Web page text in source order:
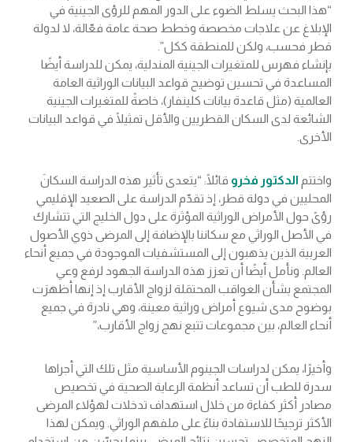
“هذا البحث يسلط الضوء على الدور المهم للرؤى الجينية في
الإبلاغ عن علاجات مخصصة وخطط صحة عامة فعّالة، لا لدولة
قطر فحسب، ولكن للمنطقة ككل”.
بإنشاء فهرس للمتغيرات الجينية المندلية، يمكن للدراسة أيضًا
المساعدة في تحسين توضيح قواعد البيانات الوراثية العامة
العالمية (مثل قاعدة بيانات كلينفار)، خاصةً للمتغيرات الجينية
الشائعة لدى السكان القطريين والأقل تمثيلًا في قواعد البيانات
الأخرى.
واختتم الدكتور فخرو قائلًا: “يتعدى تأثير هذه الدراسة السكانَ
المحليين في دولة قطر، إذ تقدّم الدراسة على الصعيد الإقليمي
رؤىً حول الأمراض الوراثية المؤثرة على دول الخليج التي تتشارك
في الأصل الوراثي مع سكاننا بالإضافة إلى المرضى ذوي الأصول
العربية الذين يذهبون إلى المستشفيات الموجودة في جميع أنحاء
العالم. ونأمل أيضًا أن تعزز هذه الدراسة الجهود لرفع وعي
المجتمع بشأن العواقب المحتمَلة لزواج الأقارب إذ إنها أظهرَت
بوضوح مدى شيوع أمراض وراثية معينة، وهي نادرة في جميع
أنحاء العالم، بين مجموعات تتبع نهج زواج الأقارب،”
وأخيرًا، يمكن لدراسات الجينوم الأساسية مثل تلك التي أجراها
سدرة للطب أن تساعد أنظمة الرعاية الصحية في تخصيص
مصادر أكثر كفاءة من خلال استهداف تدخلات لهؤلاء المرضى
الأكثر ترجيحًا للاستفادة بناءً على ملفهم الوراثي. ويمكن لهذا